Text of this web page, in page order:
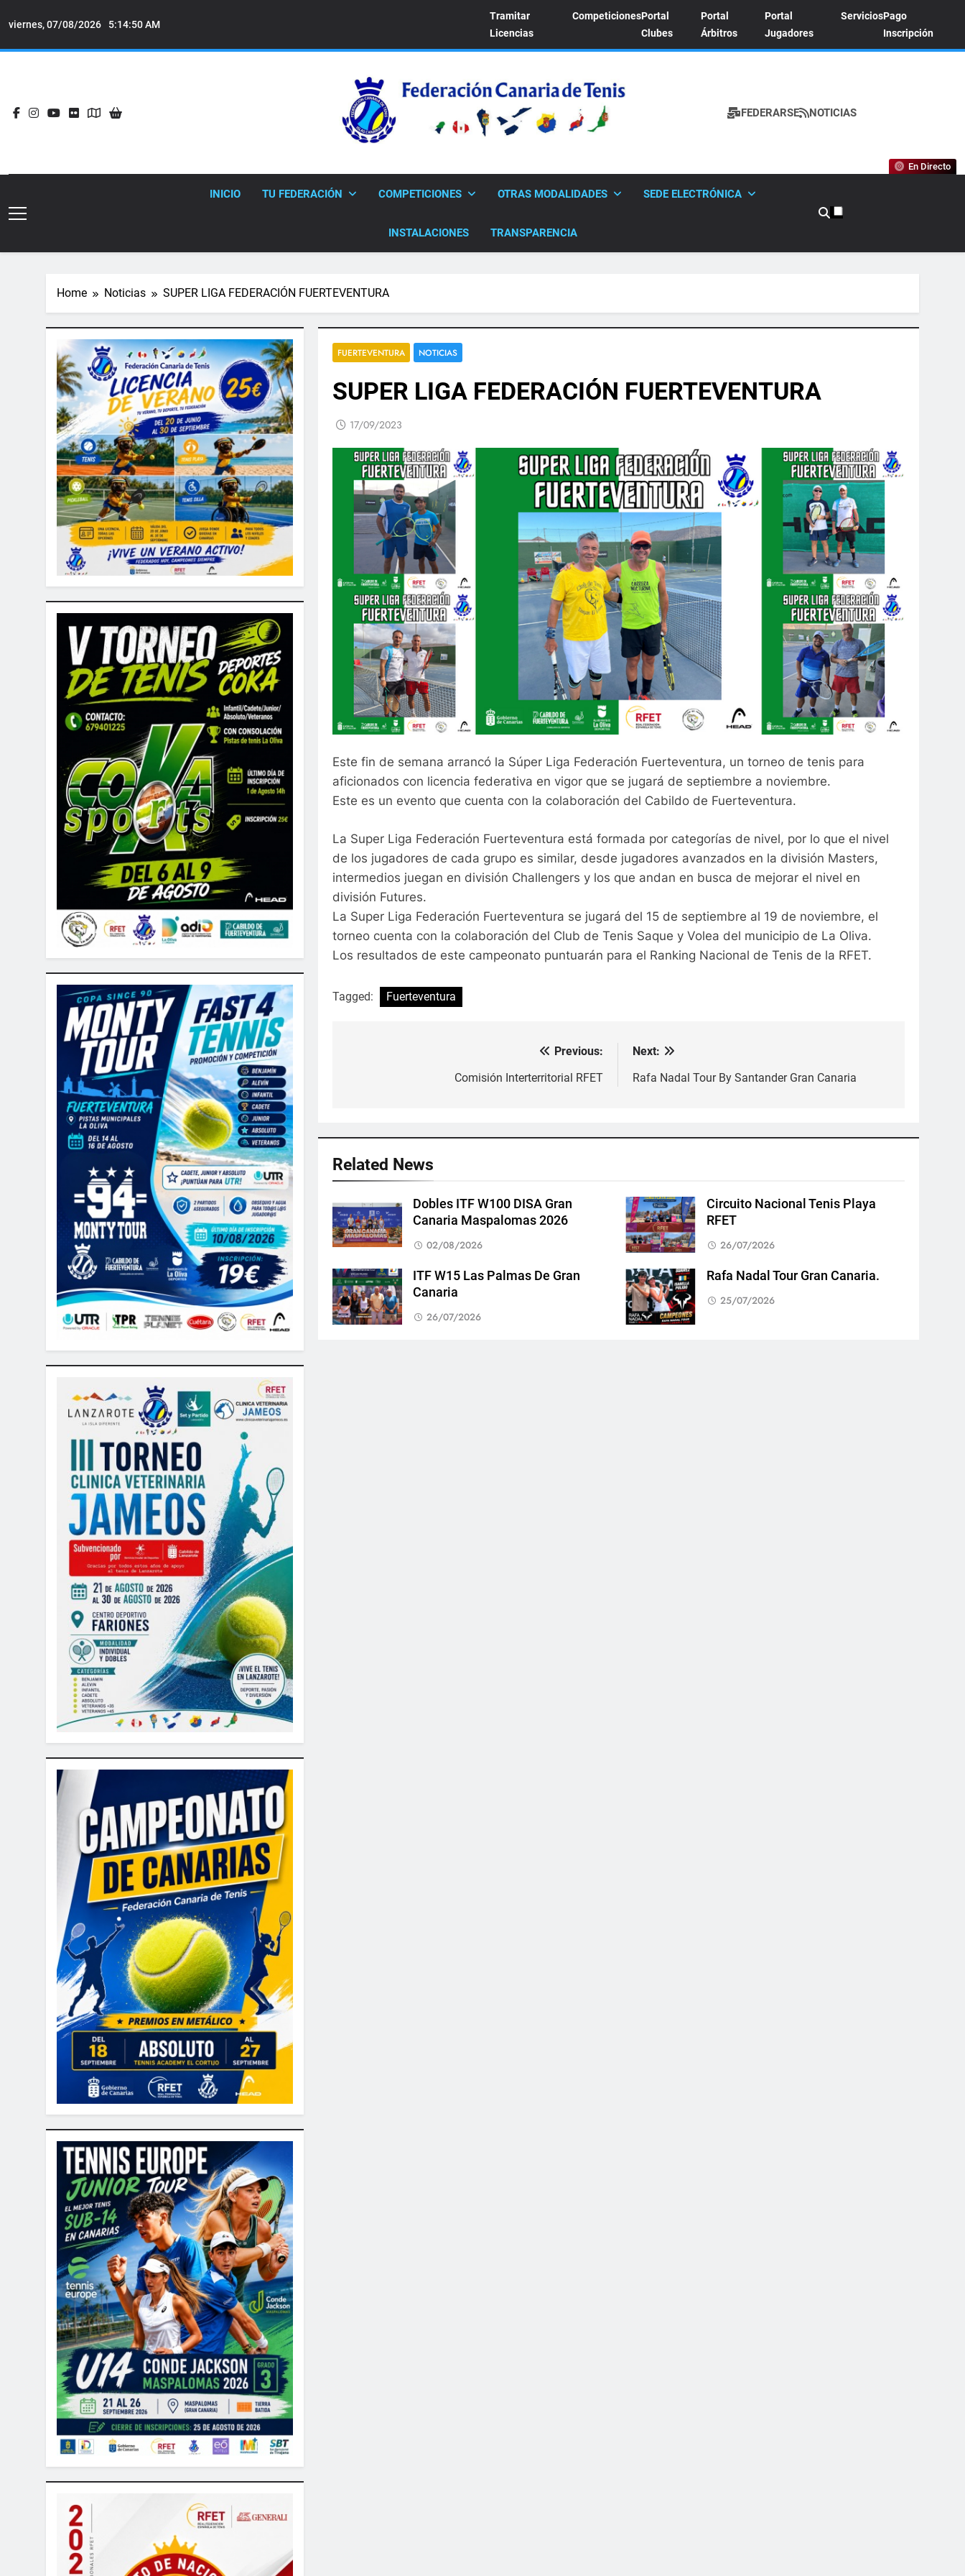
toviernes, 07/08/2026 5:14:52 AM
Tramitar
Licencias
CompeticionesPortal
Clubes
Portal
Árbitros
Portal
Jugadores
ServiciosPago
Inscripción
FEDERACION CANARIA DE TENIS
FEDERARSE NOTICIAS
En Directo
INICIO TU FEDERACIÓN COMPETICIONES OTRAS MODALIDADES SEDE ELECTRÓNICA
INSTALACIONES TRANSPARENCIA
Home Noticias SUPER LIGA FEDERACIÓN FUERTEVENTURA
FUERTEVENTURA NOTICIAS
SUPER LIGA FEDERACIÓN FUERTEVENTURA
17/09/2023
Este fin de semana arrancó la Súper Liga Federación Fuerteventura, un torneo de tenis para
aficionados con licencia federativa en vigor que se jugará de septiembre a noviembre.
Este es un evento que cuenta con la colaboración del Cabildo de Fuerteventura.
La Super Liga Federación Fuerteventura está formada por categorías de nivel, por lo que el nivel
de los jugadores de cada grupo es similar, desde jugadores avanzados en la división Masters,
intermedios juegan en división Challengers y los que andan en busca de mejorar el nivel en
división Futures.
La Super Liga Federación Fuerteventura se jugará del 15 de septiembre al 19 de noviembre, el
torneo cuenta con la colaboración del Club de Tenis Saque y Volea del municipio de La Oliva.
Los resultados de este campeonato puntuarán para el Ranking Nacional de Tenis de la RFET.
Tagged: Fuerteventura
Previous:
Comisión Interterritorial RFET
Next:
Rafa Nadal Tour By Santander Gran Canaria
Related News
Dobles ITF W100 DISA Gran
Canaria Maspalomas 2026
02/08/2026
Circuito Nacional Tenis Playa
RFET
26/07/2026
ITF W15 Las Palmas De Gran
Canaria
26/07/2026
Rafa Nadal Tour Gran Canaria.
25/07/2026